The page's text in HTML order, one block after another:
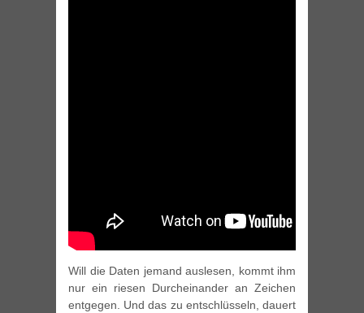
Will die Daten jemand auslesen, kommt ihm
nur ein riesen Durcheinander an Zeichen
entgegen. Und das zu entschlüsseln, dauert